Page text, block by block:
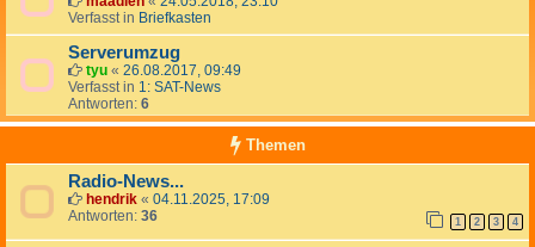
Verfasst in Briefkasten
Serverumzug
tyu « 26.08.2017, 09:49
Verfasst in 1: SAT-News
Antworten: 6
Themen
Radio-News...
hendrik « 04.11.2025, 17:09
Antworten: 36 1 2 3 4